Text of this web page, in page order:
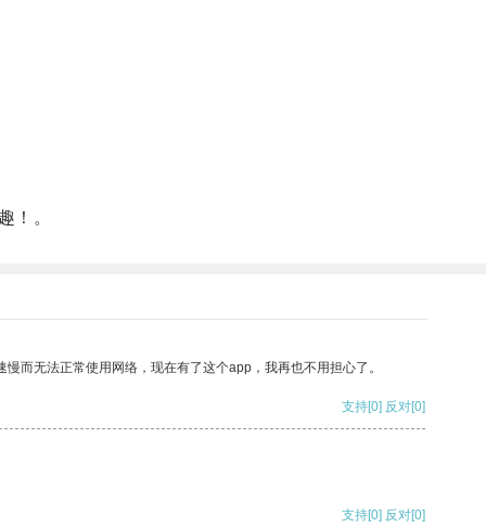
！。
而无法正常使用网络，现在有了这个app，我再也不用担心了。
支持[0] 反对[0]
支持[0] 反对[0]